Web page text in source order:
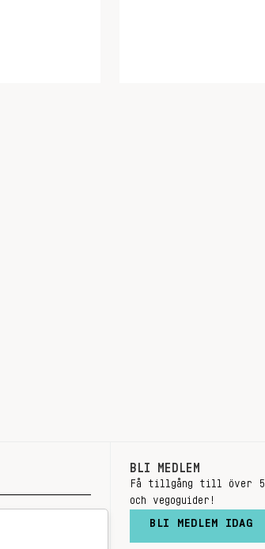
BLI MEDLEM
Få tillgång till över
och vegoguider!
BLI MEDLEM IDAG